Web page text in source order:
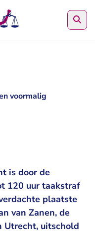
voormalig
is door de
120 uur taakstraf
plaatste
van Zanen, de
Utrecht, uitschold